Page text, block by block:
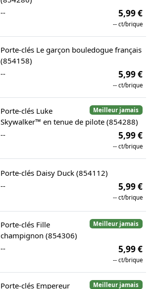
--
5,99 €
-- ct/brique
Porte-clés Le garçon bouledogue français
(854158)
--
5,99 €
-- ct/brique
Meilleur jamais
Porte-clés Luke
Skywalker™ en tenue de pilote (854288)
--
5,99 €
-- ct/brique
Porte-clés Daisy Duck (854112)
--
5,99 €
-- ct/brique
Meilleur jamais
Porte-clés Fille
champignon (854306)
--
5,99 €
-- ct/brique
Meilleur jamais
Porte-clés Empereur